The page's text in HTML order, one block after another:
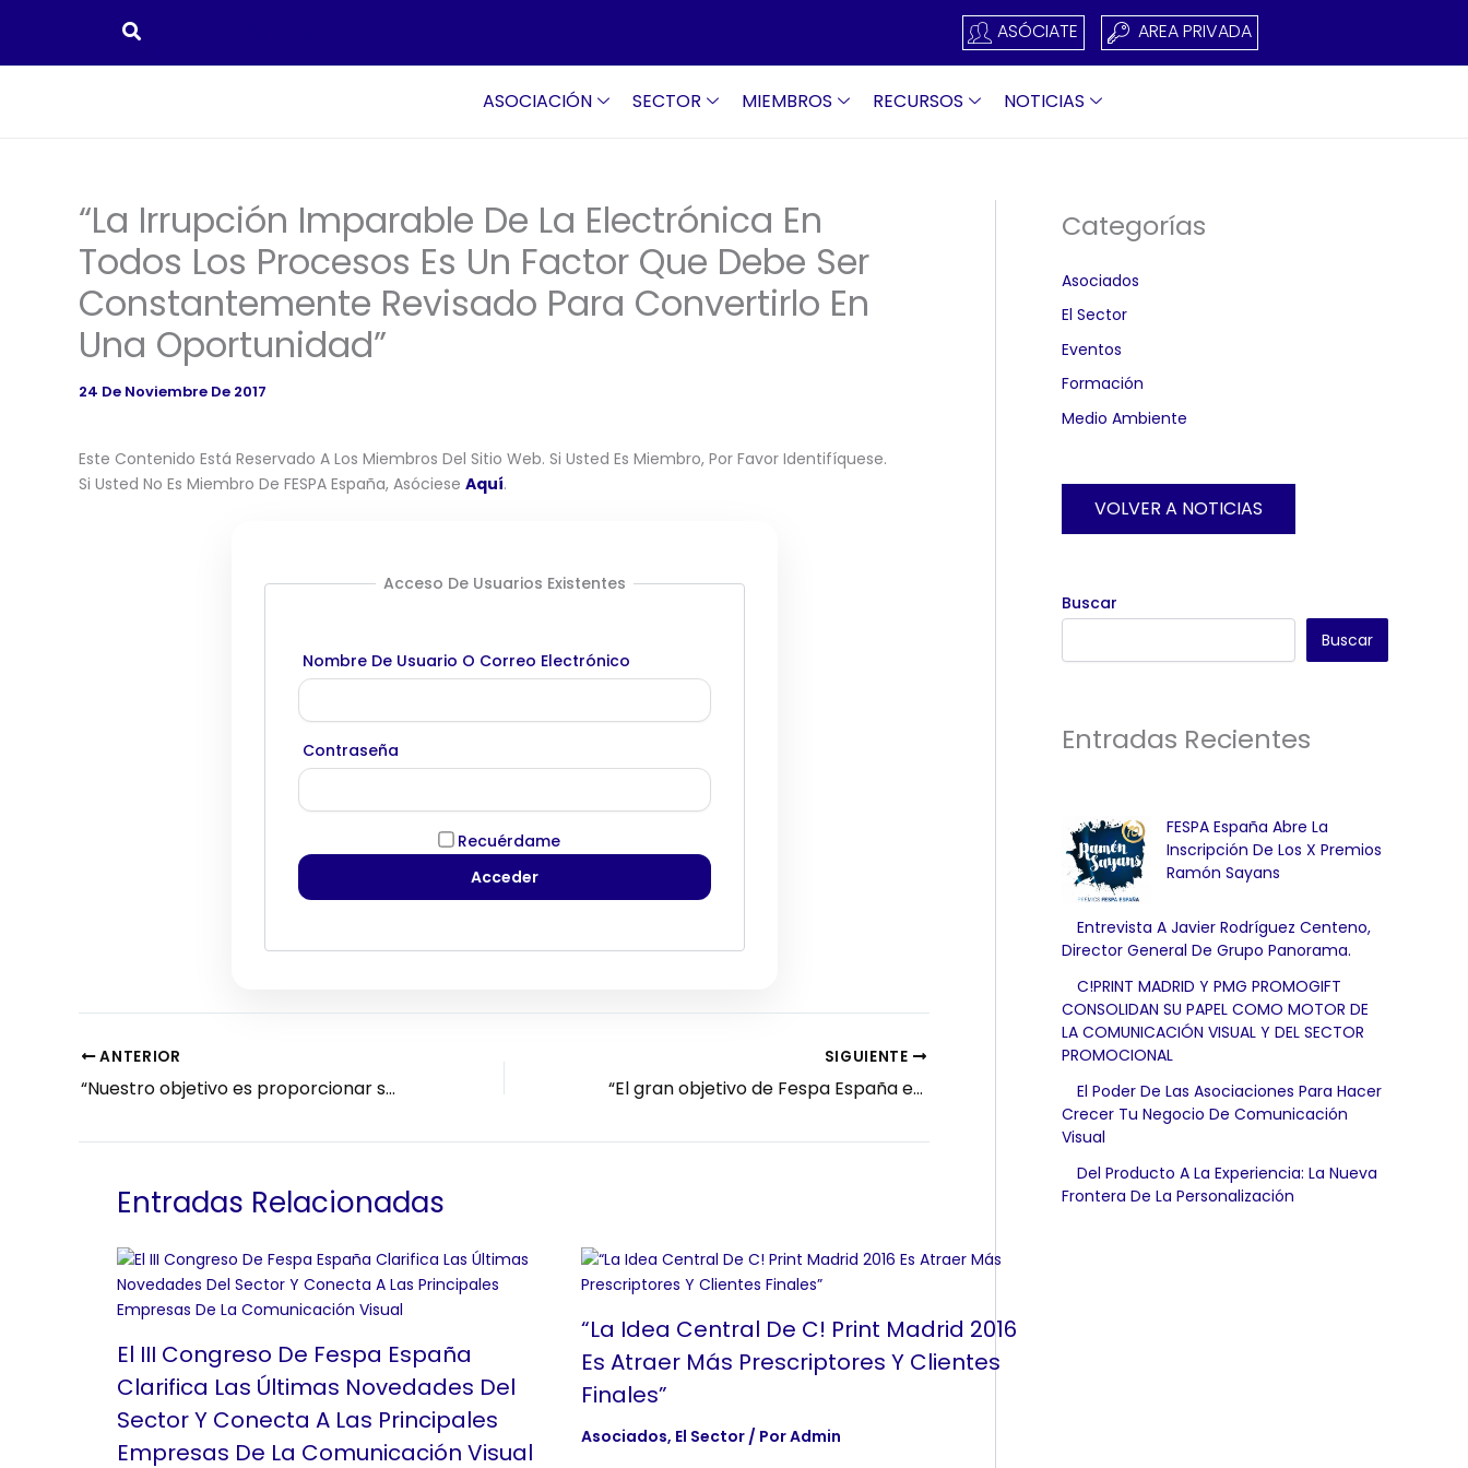
Contenido
ASÓCIATE AREA PRIVADA
ASOCIACIÓN SECTOR MIEMBROS RECURSOS NOTICIAS
“La Irrupción Imparable De La Electrónica En
Todos Los Procesos Es Un Factor Que Debe Ser
Constantemente Revisado Para Convertirlo En
Una Oportunidad”
24 De Noviembre De 2017
Este Contenido Está Reservado A Los Miembros Del Sitio Web. Si Usted Es Miembro, Por Favor Identifíquese.
Si Usted No Es Miembro De FESPA España, Asóciese Aquí.
Acceso De Usuarios Existentes
Nombre De Usuario O Correo Electrónico
Contraseña
Recuérdame
ANTERIOR
“Nuestro objetivo es proporcionar soluciones innovadoras, ofreciendo una óptima capacidad de producción para una amplia gama de soluciones”
SIGUIENTE
“El gran objetivo de Fespa España es doblar el número de asociados en tres años”
Entradas Relacionadas
El III Congreso De Fespa España
Clarifica Las Últimas Novedades Del
Sector Y Conecta A Las Principales
Empresas De La Comunicación Visual
“La Idea Central De C! Print Madrid 2016
Es Atraer Más Prescriptores Y Clientes
Finales”
Asociados, El Sector / PorAdmin
Categorías
Asociados
El Sector
Eventos
Formación
Medio Ambiente
VOLVER A NOTICIAS
Buscar
Buscar
Entradas Recientes
FESPA España Abre La
Inscripción De Los X Premios
Ramón Sayans
Entrevista A Javier Rodríguez Centeno,
Director General De Grupo Panorama.
C!PRINT MADRID Y PMG PROMOGIFT
CONSOLIDAN SU PAPEL COMO MOTOR DE
LA COMUNICACIÓN VISUAL Y DEL SECTOR
PROMOCIONAL
El Poder De Las Asociaciones Para Hacer
Crecer Tu Negocio De Comunicación
Visual
Del Producto A La Experiencia: La Nueva
Frontera De La Personalización